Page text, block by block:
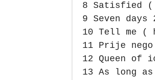
8 Satisfied (
9 Seven
10 Tell me (
11 Prije
12 Queen of
13 As long as